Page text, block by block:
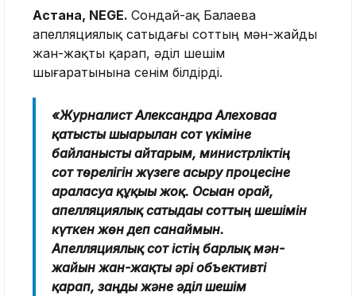
Астана, NEGE. Сондай-ақ Балаева
апелляциялық сатыдағы соттың мән-жайды
жан-жақты қарап, әділ шешім
шығаратынына сенім білдірді.
«Журналист Александра Алеховаға
қатысты шығарылған сот үкіміне
байланысты айтарым, министрліктің
сот төрелігін жүзеге асыру процесіне
араласуға құқығы жоқ. Осыған орай,
апелляциялық сатыдағы соттың шешімін
күткен жөн деп санаймын.
Апелляциялық сот істің барлық мән-
жайын жан-жақты әрі объективті
қарап, заңды және әділ шешім